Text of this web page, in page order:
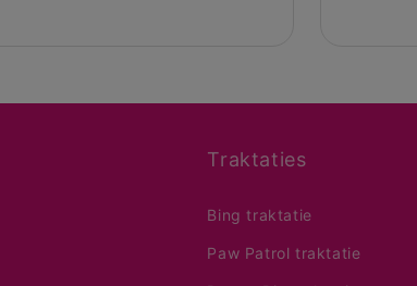
Traktaties
Bing traktatie
Paw Patrol traktatie